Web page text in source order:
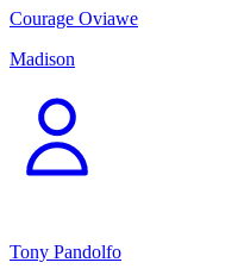
Courage Oviawe
Madison
Tony Pandolfo